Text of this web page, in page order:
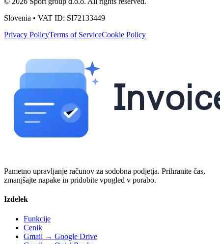
Slovenia • VAT ID: SI72133449
Privacy PolicyTerms of ServiceCookie Policy
Pametno upravljanje računov za sodobna podjetja. Prihranite čas,
zmanjšajte napake in pridobite vpogled v porabo.
Izdelek
Funkcije
Cenik
Gmail → Google Drive